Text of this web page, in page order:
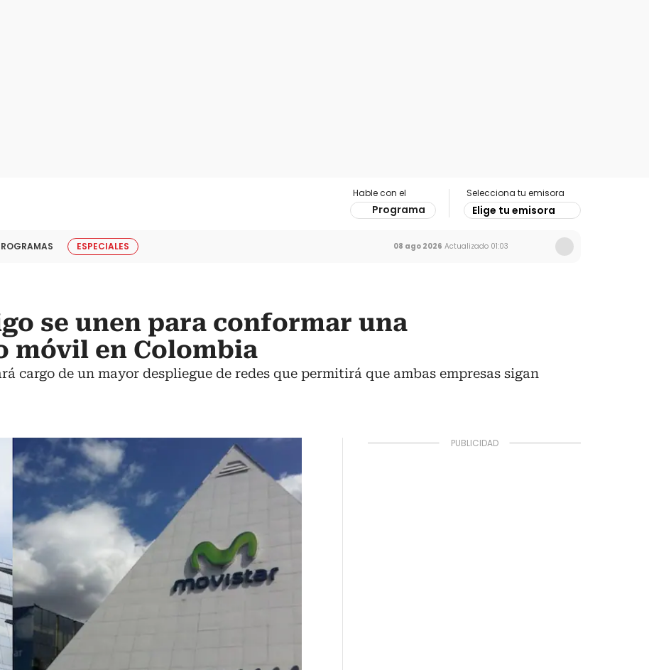
Hable con el
Programa
Selecciona tu emisora
Elige tu emisora
ESPECIALES 08 ago 2026 Actualizado 01:03
se unen para conformar una
móvil en Colombia
cargo de un mayor despliegue de redes que permitirá que ambas empresas sigan